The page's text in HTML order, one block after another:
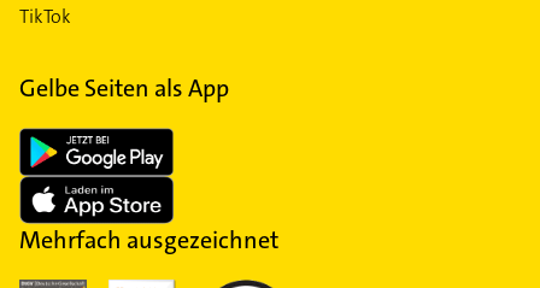
TikTok
Gelbe Seiten als App
Mehrfach ausgezeichnet